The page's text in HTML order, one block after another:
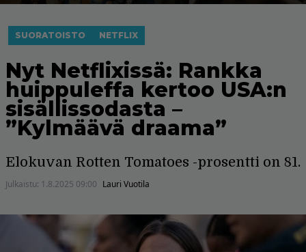
SUORATOISTO NETFLIX
Nyt Netflixissä: Rankka
huippuleffa kertoo USA:n
sisällissodasta –
”Kylmäävä draama”
Elokuvan Rotten Tomatoes -prosentti on 81.
Julkaistu: 1.8.2025 09:00 Lauri Vuotila